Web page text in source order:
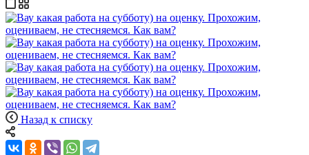
Назад к списку